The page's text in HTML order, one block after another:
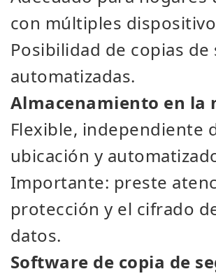
con múltiples
Posibilidad de copias de
automatizadas.
Almacenamiento en la
Flexible, independiente
ubicación y
Importante: preste
protección y el cifrado
datos.
Software de copia de